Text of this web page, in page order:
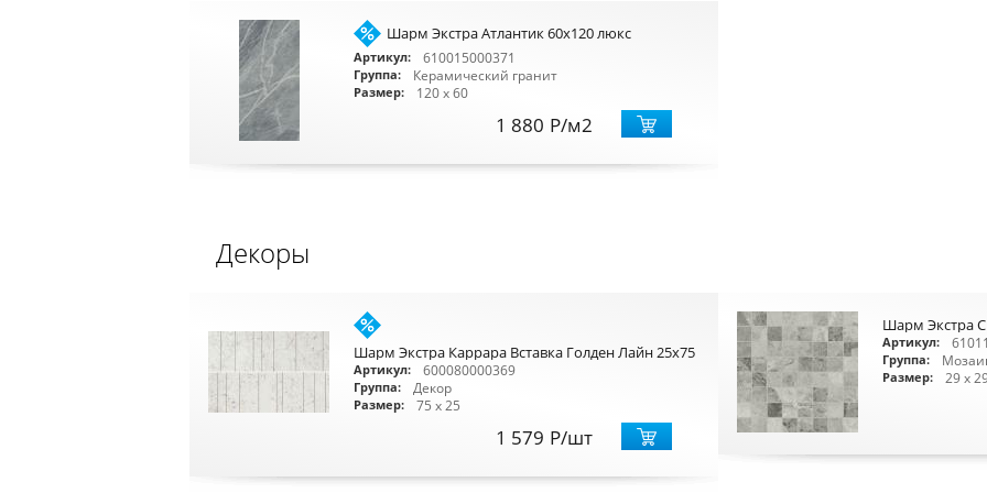
Шарм Экстра Атлантик 60x120 люкс
Артикул: 610015000371
Группа: Керамический гранит
Размер: 120 x 60
1 880 Р/м2
Декоры
Шарм Экстра Каррара Вставка Голден Лайн 25x75
Артикул: 600080000369
Группа: Декор
Размер: 75 x 25
1 579 Р/шт
Шарм Экстра
Артикул:
Группа:
Размер: 29 x